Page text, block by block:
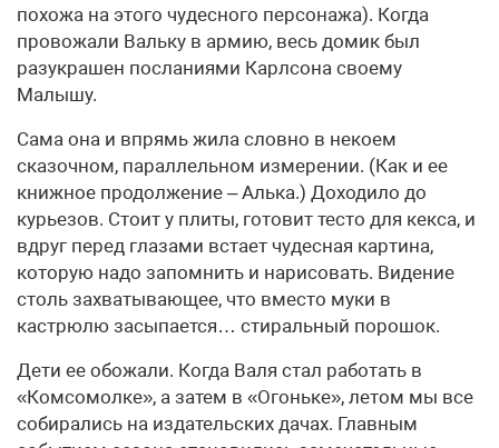
похожа на этого чудесного персонажа). Когда
провожали Вальку в армию, весь домик был
разукрашен посланиями Карлсона своему
Малышу.
Сама она и впрямь жила словно в некоем
сказочном, параллельном измерении. (Как и ее
книжное продолжение – Алька.) Доходило до
курьезов. Стоит у плиты, готовит тесто для кекса, и
вдруг перед глазами встает чудесная картина,
которую надо запомнить и нарисовать. Видение
столь захватывающее, что вместо муки в
кастрюлю засыпается… стиральный порошок.
Дети ее обожали. Когда Валя стал работать в
«Комсомолке», а затем в «Огоньке», летом мы все
собирались на издательских дачах. Главным